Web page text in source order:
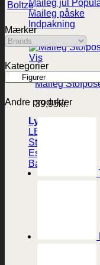
Maileg jul
Maileg påske
Indpakning
Vis
Maileg
39,95kr.
Lys
LED-lys
Stearinlys
Ester og Erik lys
Batterier
Boltze
Mærker
Kategorier
Andre produkter